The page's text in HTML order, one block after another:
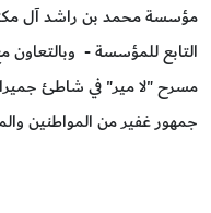
مؤسسة محمد بن راشد آل
التابع للمؤسسة -
مسرح "لا مير" في شاطئ جميرا
جمهور غفير من المواطنين